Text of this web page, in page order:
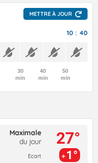
METTRE À JOUR
10 : 40
30
min
40
min
50
min
Maximale
du jour
Ecart
27°
1°